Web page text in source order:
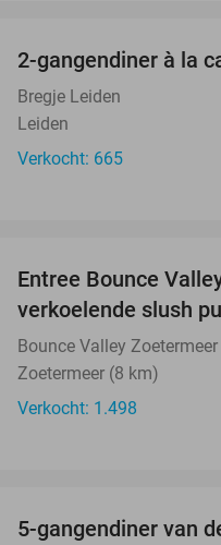
2-gangendiner à la
Bregje Leiden
Leiden
Verkocht: 665
Entree Bounce
verkoelende slush
Bounce Valley Zoetermeer
Zoetermeer (8 km)
Verkocht: 1.498
5-gangendiner van